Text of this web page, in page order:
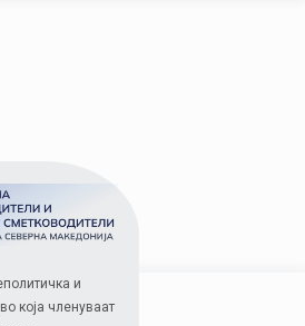
и
која членуваат